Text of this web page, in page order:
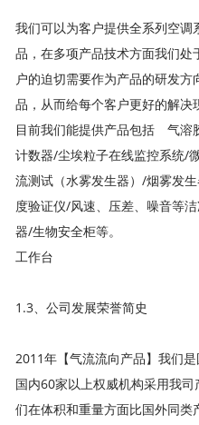
我们可以为客户提供全系列空
品，在多项产品技术方面我们
户的迫切需要作为产品的研发
品，从而给每个客户更好的解决
目前我们能提供产品包括 气溶
计数器/尘埃粒子在线监控系统/
流测试（水雾发生器）/烟雾发
度验证仪/风速、压差、噪音等
器/生物安全柜等。
工作台
1.3、公司发展荣誉简史
2011年【气流流向产品】我们
国内60家以上权威机构采用我
们在体积和重量方面比国外同